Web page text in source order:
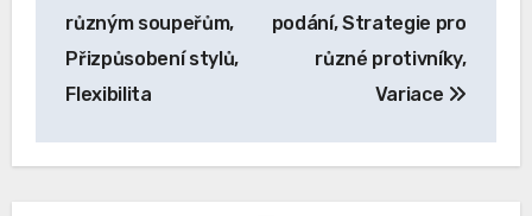
různým soupeřům,
Přizpůsobení stylů,
Flexibilita
podání, Strategie pro
různé protivníky,
Variace